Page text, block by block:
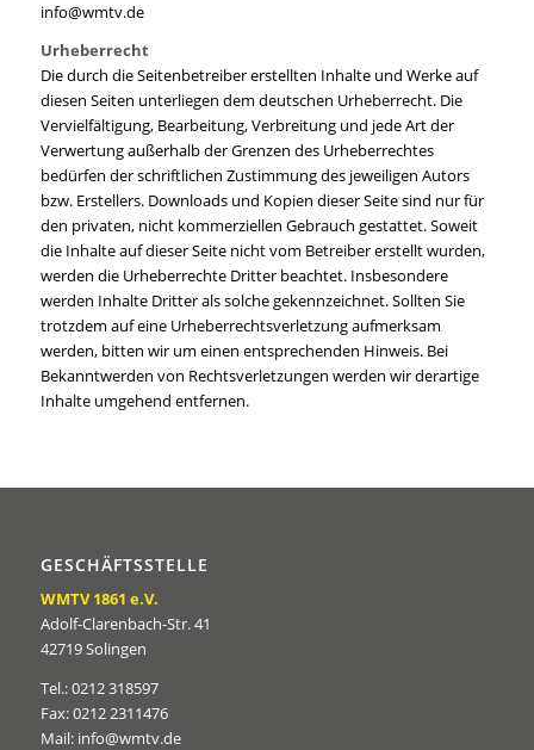
info@wmtv.de
Urheberrecht
Die durch die Seitenbetreiber erstellten Inhalte und Werke auf
diesen Seiten unterliegen dem deutschen Urheberrecht. Die
Vervielfältigung, Bearbeitung, Verbreitung und jede Art der
Verwertung außerhalb der Grenzen des Urheberrechtes
bedürfen der schriftlichen Zustimmung des jeweiligen Autors
bzw. Erstellers. Downloads und Kopien dieser Seite sind nur für
den privaten, nicht kommerziellen Gebrauch gestattet. Soweit
die Inhalte auf dieser Seite nicht vom Betreiber erstellt wurden,
werden die Urheberrechte Dritter beachtet. Insbesondere
werden Inhalte Dritter als solche gekennzeichnet. Sollten Sie
trotzdem auf eine Urheberrechtsverletzung aufmerksam
werden, bitten wir um einen entsprechenden Hinweis. Bei
Bekanntwerden von Rechtsverletzungen werden wir derartige
Inhalte umgehend entfernen.
GESCHÄFTSSTELLE
WMTV 1861 e.V.
Adolf-Clarenbach-Str. 41
42719 Solingen
Tel.: 0212 318597
Fax: 0212 2311476
Mail: info@wmtv.de